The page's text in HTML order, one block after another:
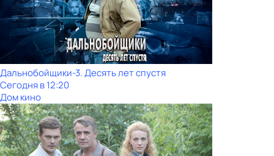
Дальнобойщики-3. Десять лет спустя
Сегодня в 12:20
Дом кино